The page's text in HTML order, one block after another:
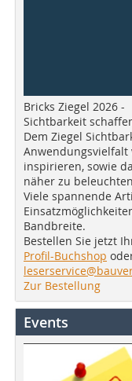
Bricks Ziegel 2026 -
Sichtbarkeit
Dem Ziegel
Anwendungsvielfalt
inspirieren, sowie
näher zu
Viele spannende
Bandbreite.
Bestellen Sie jetzt
Profil-Buchshop
Zur Bestellung
Events